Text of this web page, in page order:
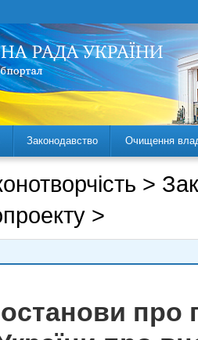
Законодавство Очищення
>
>
про